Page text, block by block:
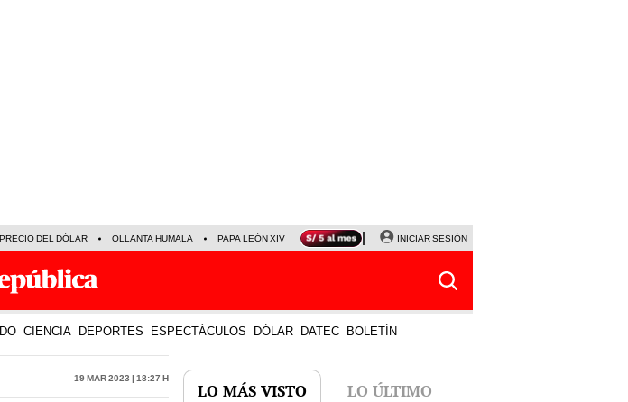
PRECIO DEL DÓLAR OLLANTA HUMALA PAPA LEÓN XIV NALDY SALDAÑA LA BELLA LUZ
INICIAR SESIÓN
CIENCIA DEPORTES ESPECTÁCULOS DÓLAR DATEC BOLETÍN
19 Mar 2023 | 18:27 h
LO MÁS VISTO LO ÚLTIMO